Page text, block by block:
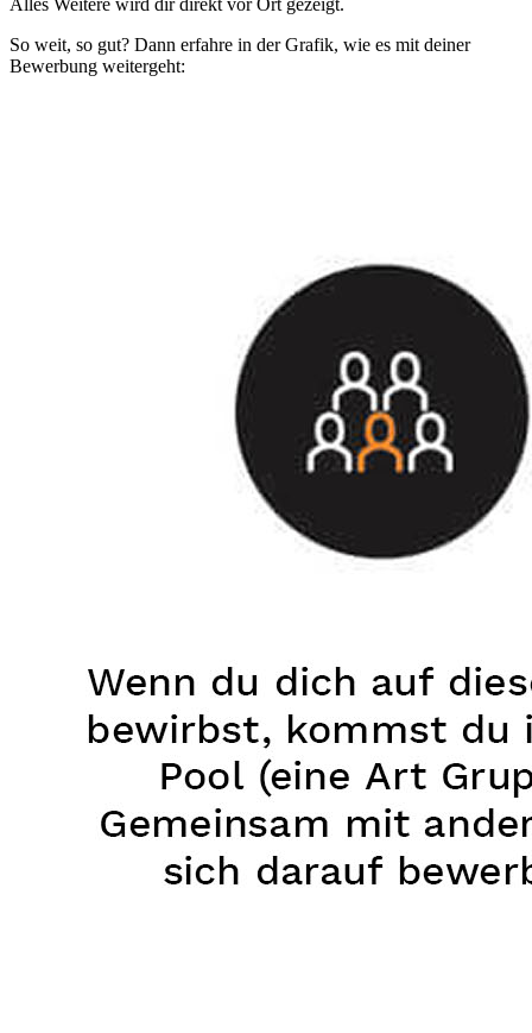
Alles Weitere wird dir direkt vor Ort gezeigt.
So weit, so gut? Dann erfahre in der Grafik, wie es mit deiner
Bewerbung weitergeht: